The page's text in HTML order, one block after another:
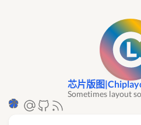
芯片版图
Sometimes layout